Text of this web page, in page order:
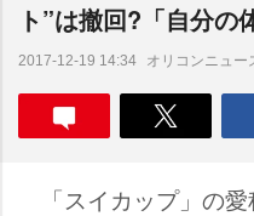
ト”は撤回?「自分の
2017-12-19 14:34 オリコンニュー
「スイカップ」の愛